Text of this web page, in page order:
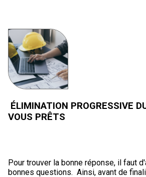
ÉLIMINATION PROGRESSIVE
VOUS PRÊTS
Pour trouver la bonne réponse, il faut
bonnes questions. Ainsi, avant de